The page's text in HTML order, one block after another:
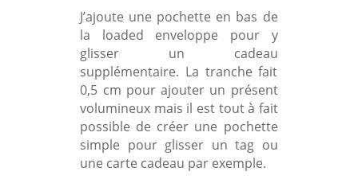
J’ajoute une pochette en bas de
la loaded enveloppe pour y
glisser un cadeau
supplémentaire. La tranche fait
0,5 cm pour ajouter un présent
volumineux mais il est tout à fait
possible de créer une pochette
simple pour glisser un tag ou
une carte cadeau par exemple.